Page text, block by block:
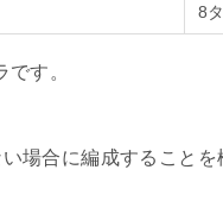
8
す。
場合に編成することを